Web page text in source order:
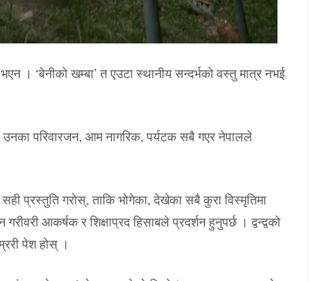
। ‘बेनीको खम्बा’ त एउटा स्थानीय सन्दर्भको वस्तु मात्र नभई
उनका परिवारजन, आम नागरिक, पर्यटक सबै गएर नेपालले
सही प्रस्तुति गरोस्, ताकि भोगेका, देखेका सबै कुरा विस्मृतिमा
आकर्षक र शिक्षाप्रद हिसाबले प्रदर्शन हुनुपर्छ । द्वन्द्वको
पेश होस् ।